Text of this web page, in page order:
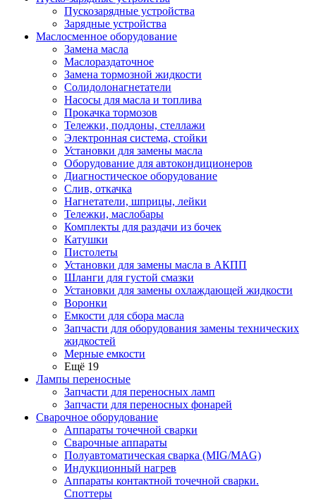
Пускозарядные устройства
Зарядные устройства
Маслосменное оборудование
Замена масла
Маслораздаточное
Замена тормозной жидкости
Солидолонагнетатели
Насосы для масла и топлива
Прокачка тормозов
Тележки, поддоны, стеллажи
Электронная система, стойки
Установки для замены масла
Оборудование для автокондиционеров
Диагностическое оборудование
Слив, откачка
Нагнетатели, шприцы, лейки
Тележки, маслобары
Комплекты для раздачи из бочек
Катушки
Пистолеты
Установки для замены масла в АКПП
Шланги для густой смазки
Установки для замены охлаждающей жидкости
Воронки
Емкости для сбора масла
Запчасти для оборудования замены технических
жидкостей
Мерные емкости
Ещё 19
Лампы переносные
Запчасти для переносных ламп
Запчасти для переносных фонарей
Сварочное оборудование
Аппараты точечной сварки
Сварочные аппараты
Полуавтоматическая сварка (MIG/MAG)
Индукционный нагрев
Аппараты контактной точечной сварки.
Споттеры